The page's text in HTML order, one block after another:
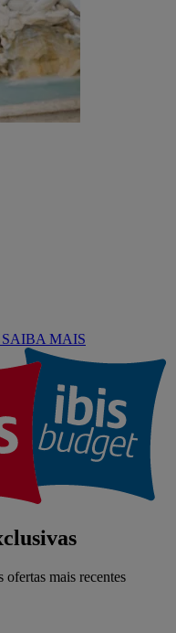
SAIBA MAIS
ofertas mais recentes